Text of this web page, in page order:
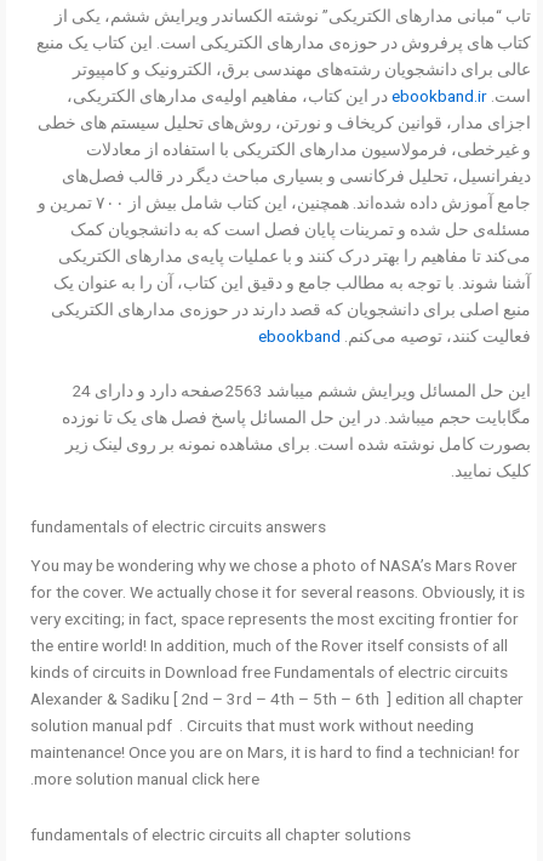
تاب “مبانی مدارهای الکتریکی” نوشته الکساندر ویرایش ششم، یکی از
کتاب های پرفروش در حوزه‌ی مدارهای الکتریکی است. این کتاب یک منبع
عالی برای دانشجویان رشته‌های مهندسی برق، الکترونیک و کامپیوتر
است. ebookband.irدر این کتاب، مفاهیم اولیه‌ی مدارهای الکتریکی،
اجزای مدار، قوانین کریخاف و نورتن، روش‌های تحلیل سیستم های خطی
و غیرخطی، فرمولاسیون مدارهای الکتریکی با استفاده از معادلات
دیفرانسیل، تحلیل فرکانسی و بسیاری مباحث دیگر در قالب فصل‌های
جامع آموزش داده شده‌اند. همچنین، این کتاب شامل بیش از ۷۰۰ تمرین و
مسئله‌ی حل شده و تمرینات پایان فصل است که به دانشجویان کمک
می‌کند تا مفاهیم را بهتر درک کنند و با عملیات پایه‌ی مدارهای الکتریکی
آشنا شوند. با توجه به مطالب جامع و دقیق این کتاب، آن را به عنوان یک
منبع اصلی برای دانشجویان که قصد دارند در حوزه‌ی مدارهای الکتریکی
فعالیت کنند، توصیه می‌کنم. ebookband
این حل المسائل ویرایش ششم میباشد 2563صفحه دارد و دارای 24
مگابایت حجم میباشد. در این حل المسائل پاسخ فصل های یک تا نوزده
بصورت کامل نوشته شده است. برای مشاهده نمونه بر روی لینک زیر
کلیک نمایید.
fundamentals of electric circuits answers
You may be wondering why we chose a photo of NASA’s Mars Rover
for the cover. We actually chose it for several reasons. Obviously, it is
very exciting; in fact, space represents the most exciting frontier for
the entire world! In addition, much of the Rover itself consists of all
kinds of circuits in Download free Fundamentals of electric circuits
Alexander & Sadiku [ 2nd – 3rd – 4th – 5th – 6th ] edition all chapter
solution manual pdf . Circuits that must work without needing
maintenance! Once you are on Mars, it is hard to ﬁnd a technician! for
more solution manual click here.
fundamentals of electric circuits all chapter solutions